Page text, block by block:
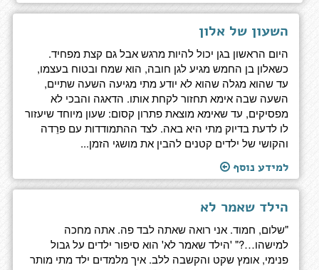
השעון של אלון
היום הראשון בגן יכול להיות מרגש אבל גם קצת מפחיד.
כשאלון בן החמש מגיע לגן חובה, הוא שמח ובטוח בעצמו,
עד שהוא מגלה שהוא לא יודע מתי מגיעה השעה שתיים,
השעה שבה אימא תחזור לקחת אותו. הדאגה והבכי לא
מפסיקים, עד שאימא מוצאת פתרון קסום: שעון מיוחד שיעזור
לו לדעת בדיוק מתי היא באה. לצד ההתמודדות עם פרֵדה
והקושי של ילדים קטנים להבין את מושגי הזמן...
למידע נוסף
הילד שאמר לא
"שלום, חמוד. אני רואה שאתה לבד פה. אתה מחכה
למישהו…?" 'הילד שאמר לא' הוא סיפור ילדים על גבול
פנימי, אומץ שקט והקשבה ללב. איך מלמדים ילד מתי מותר